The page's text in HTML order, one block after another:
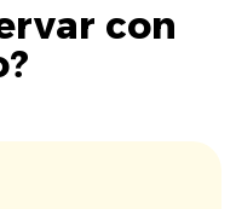
con